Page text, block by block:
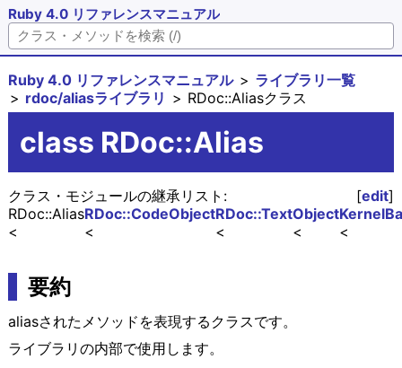
Ruby 4.0 リファレンスマニュアル
Ruby 4.0 リファレンスマニュアル
ライブラリ一覧
rdoc/aliasライブラリ
RDoc::Aliasクラス
class RDoc::Alias
[edit]
クラス・モジュールの継承リスト:
Kernel
Object
RDoc::Text
RDoc::CodeObject
RDoc::Alias
要約
aliasされたメソッドを表現するクラスです。
ライブラリの内部で使用します。